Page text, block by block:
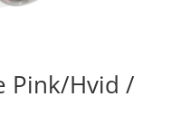
Pink/Hvid /